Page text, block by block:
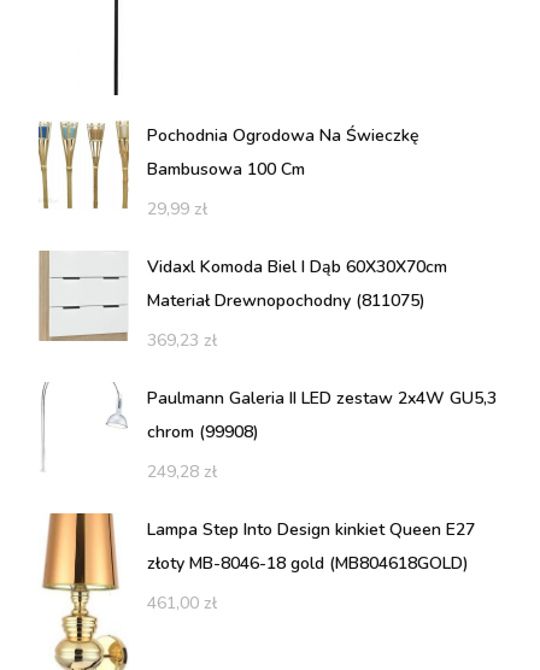
Pochodnia Ogrodowa Na Świeczkę
Bambusowa 100 Cm
29,99 zł
Vidaxl Komoda Biel I Dąb 60X30X70cm
Materiał Drewnopochodny (811075)
369,23 zł
Paulmann Galeria II LED zestaw 2x4W GU5,3
chrom (99908)
249,28 zł
Lampa Step Into Design kinkiet Queen E27
złoty MB-8046-18 gold (MB804618GOLD)
461,00 zł